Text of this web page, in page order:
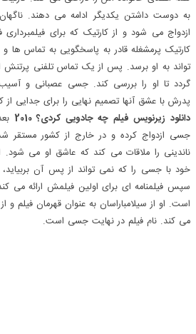
به دوست داشتن یکدیگر ادامه می دهند.
ازدواج می شود و از کارتیک که برای
کارتیک پرمشغله قادر به پاسخگویی به تماس
تواند به او برسد. پس از یک تماس تلفنی
گردد تا او را بررسی کند. جسی عصبانی و
پدرش با عشق آنها تصمیم نهایی را برای جدایی از
دانلود زیرنویس فیلم چه جادویی کردی؟ 2010
جسی ازدواج کرده و در خارج از کشور مستقر
ناندینی را ملاقات می کند که عاشق او می شود.
خود با جسی را که نمی تواند از پس آن
سپس فیلمنامه ای برای اولین فیلمش ارائه می
است. او از سیلامباراسان به عنوان قهرمان فیلم و
می کند. نام فیلم در نهایت جسی است.